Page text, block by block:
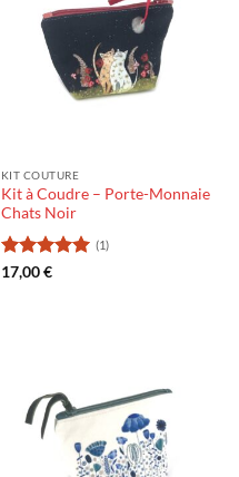
KIT COUTURE
Kit à Coudre – Porte-Monnaie
Chats Noir
Note5
(1)
17,00€